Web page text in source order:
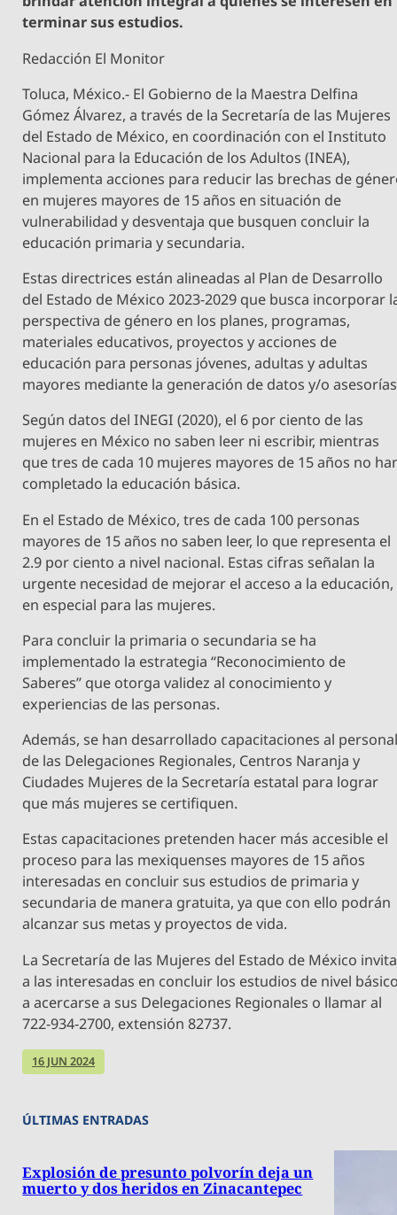
terminar sus estudios.
Redacción El Monitor
Toluca, México.- El Gobierno de la Maestra Delfina
Gómez Álvarez, a través de la Secretaría de las Mujeres
del Estado de México, en coordinación con el Instituto
Nacional para la Educación de los Adultos (INEA),
implementa acciones para reducir las brechas de
en mujeres mayores de 15 años en situación de
vulnerabilidad y desventaja que busquen concluir la
educación primaria y secundaria.
Estas directrices están alineadas al Plan de Desarrollo
del Estado de México 2023-2029 que busca incorporar
perspectiva de género en los planes, programas,
materiales educativos, proyectos y acciones de
educación para personas jóvenes, adultas y adultas
mayores mediante la generación de datos y/o
Según datos del INEGI (2020), el 6 por ciento de las
mujeres en México no saben leer ni escribir, mientras
que tres de cada 10 mujeres mayores de 15 años no
completado la educación básica.
En el Estado de México, tres de cada 100 personas
mayores de 15 años no saben leer, lo que representa el
2.9 por ciento a nivel nacional. Estas cifras señalan la
urgente necesidad de mejorar el acceso a la educación,
en especial para las mujeres.
Para concluir la primaria o secundaria se ha
implementado la estrategia “Reconocimiento de
Saberes” que otorga validez al conocimiento y
experiencias de las personas.
Además, se han desarrollado capacitaciones al
de las Delegaciones Regionales, Centros Naranja y
Ciudades Mujeres de la Secretaría estatal para lograr
que más mujeres se certifiquen.
Estas capacitaciones pretenden hacer más accesible el
proceso para las mexiquenses mayores de 15 años
interesadas en concluir sus estudios de primaria y
secundaria de manera gratuita, ya que con ello podrán
alcanzar sus metas y proyectos de vida.
La Secretaría de las Mujeres del Estado de México invita
a las interesadas en concluir los estudios de nivel
a acercarse a sus Delegaciones Regionales o llamar al
722-934-2700, extensión 82737.
16 JUN 2024
ÚLTIMAS ENTRADAS
Explosión de presunto polvorín deja un
muerto y dos heridos en Zinacantepec